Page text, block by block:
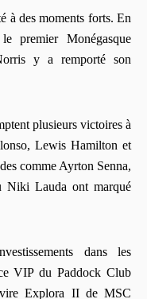
à des moments forts. En
premier Monégasque
y a remporté son
plusieurs victoires à
Lewis Hamilton et
comme Ayrton Senna,
Niki Lauda ont marqué
dans les
VIP du Paddock Club
Explora II de MSC